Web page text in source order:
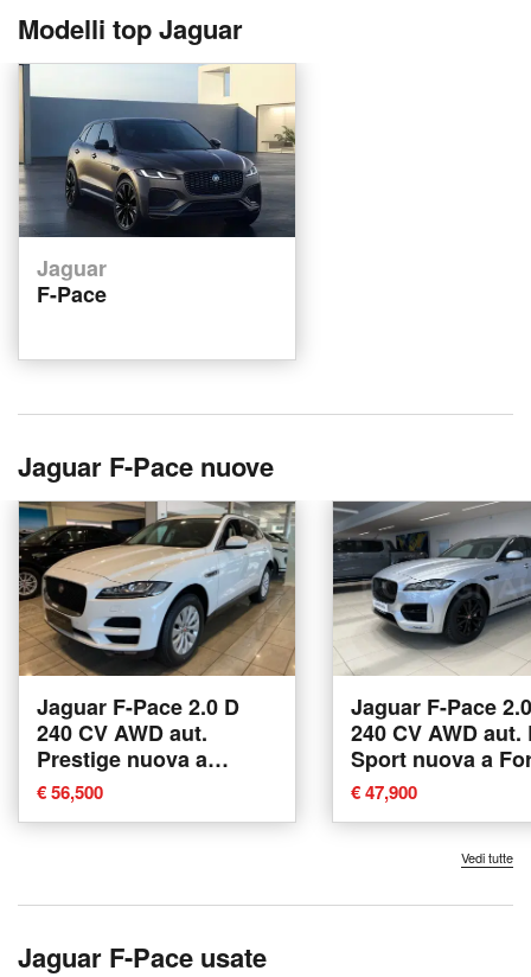
Modelli top Jaguar
Jaguar
F-Pace
Jaguar F-Pace nuove
Jaguar F-Pace 2.0 D
240 CV AWD aut.
Prestige nuova a
Agliana
€ 56,500
Jaguar F-Pace
240 CV AWD aut.
Sport nuova a
€ 47,900
Vedi tutte
Jaguar F-Pace usate